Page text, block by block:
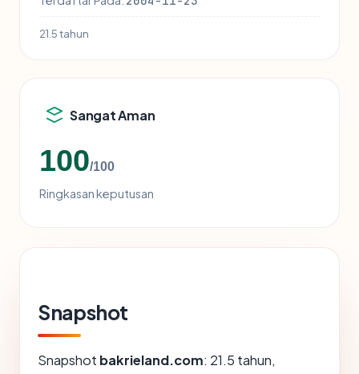
21.5 tahun
Sangat Aman
100/100
Ringkasan keputusan
Snapshot
Snapshot bakrieland.com: 21.5 tahun,